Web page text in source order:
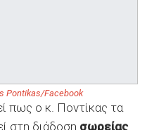
Pontikas/Facebook
πως ο κ. Ποντίκας τα
στη διάδοση σωρείας